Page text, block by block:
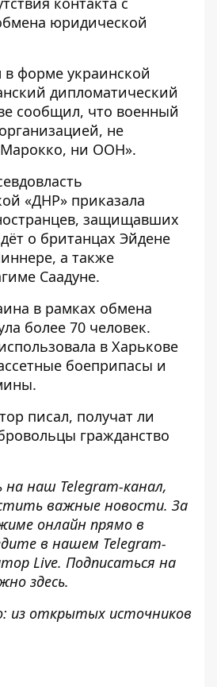
юридической
в форме украинской
дипломатический
сообщил, что военный
не
ни ООН».
«ДНР» приказала
, защищавших
о британцах Эйдене
а также
Саадуне.
в рамках обмена
более 70 человек.
в Харькове
боеприпасы и
писал, получат ли
гражданство
на наш Telegram-канал,
важные новости. За
онлайн прямо в
в нашем Telegram-
Live. Подписаться на
здесь.
из открытых источников